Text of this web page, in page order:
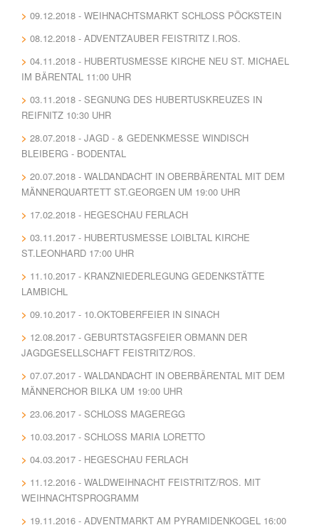
09.12.2018 - WEIHNACHTSMARKT SCHLOSS PÖCKSTEIN
08.12.2018 - ADVENTZAUBER FEISTRITZ I.ROS.
04.11.2018 - HUBERTUSMESSE KIRCHE NEU ST. MICHAEL
IM BÄRENTAL 11:00 UHR
03.11.2018 - SEGNUNG DES HUBERTUSKREUZES IN
REIFNITZ 10:30 UHR
28.07.2018 - JAGD - & GEDENKMESSE WINDISCH
BLEIBERG - BODENTAL
20.07.2018 - WALDANDACHT IN OBERBÄRENTAL MIT DEM
MÄNNERQUARTETT ST.GEORGEN UM 19:00 UHR
17.02.2018 - HEGESCHAU FERLACH
03.11.2017 - HUBERTUSMESSE LOIBLTAL KIRCHE
ST.LEONHARD 17:00 UHR
11.10.2017 - KRANZNIEDERLEGUNG GEDENKSTÄTTE
LAMBICHL
09.10.2017 - 10.OKTOBERFEIER IN SINACH
12.08.2017 - GEBURTSTAGSFEIER OBMANN DER
JAGDGESELLSCHAFT FEISTRITZ/ROS.
07.07.2017 - WALDANDACHT IN OBERBÄRENTAL MIT DEM
MÄNNERCHOR BILKA UM 19:00 UHR
23.06.2017 - SCHLOSS MAGEREGG
10.03.2017 - SCHLOSS MARIA LORETTO
04.03.2017 - HEGESCHAU FERLACH
11.12.2016 - WALDWEIHNACHT FEISTRITZ/ROS. MIT
WEIHNACHTSPROGRAMM
19.11.2016 - ADVENTMARKT AM PYRAMIDENKOGEL 16:00